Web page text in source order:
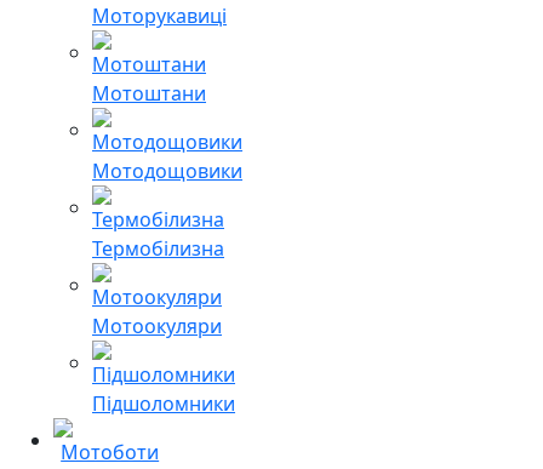
Моторукавиці
Мотоштани
Мотодощовики
Термобілизна
Мотоокуляри
Підшоломники